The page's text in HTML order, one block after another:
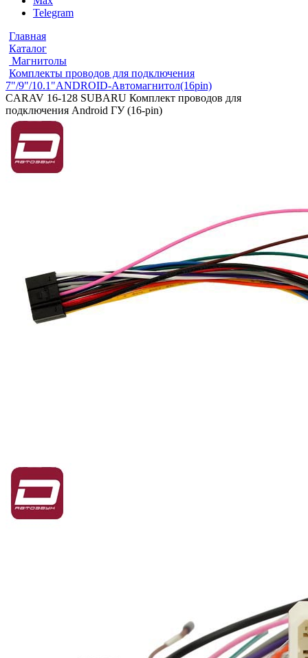
Telegram
Главная
Каталог
Магнитолы
Комплекты проводов для подключения
7"/9"/10.1"ANDROID-Автомагнитол(16pin)
CARAV 16-128 SUBARU Комплект проводов для
подключения Android ГУ (16-pin)